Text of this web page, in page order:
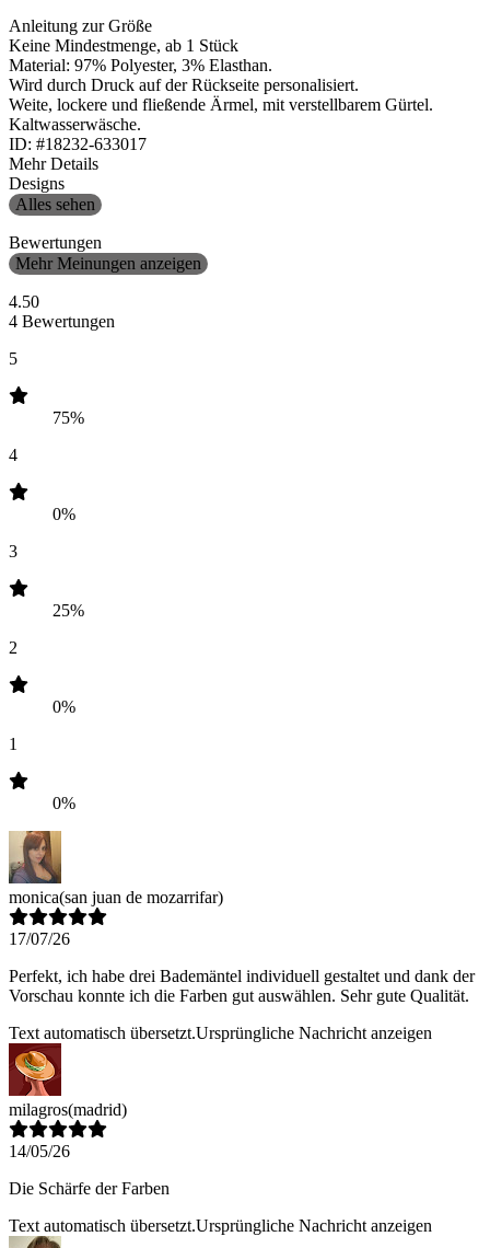
Anleitung zur Größe
Keine Mindestmenge, ab 1 Stück
Material: 97% Polyester, 3% Elasthan.
Wird durch Druck auf der Rückseite personalisiert.
Weite, lockere und fließende Ärmel, mit verstellbarem Gürtel.
Kaltwasserwäsche.
ID: #18232-633017
Mehr Details
Designs
Alles sehen
Bewertungen
Mehr Meinungen anzeigen
4.50
4 Bewertungen
5
75%
4
0%
3
25%
2
0%
1
0%
monica(san juan de mozarrifar)
17/07/26
Perfekt, ich habe drei Bademäntel individuell gestaltet und dank der
Vorschau konnte ich die Farben gut auswählen. Sehr gute Qualität.
Text automatisch übersetzt.Ursprüngliche Nachricht anzeigen
milagros(madrid)
14/05/26
Die Schärfe der Farben
Text automatisch übersetzt.Ursprüngliche Nachricht anzeigen